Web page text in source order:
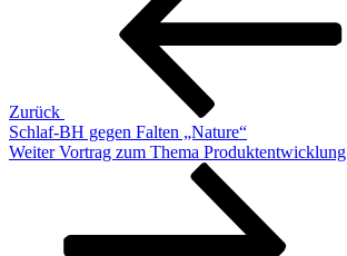
Zurück
Schlaf-BH gegen Falten „Nature“
Nächster
Weiter Vortrag zum Thema Produktentwicklung